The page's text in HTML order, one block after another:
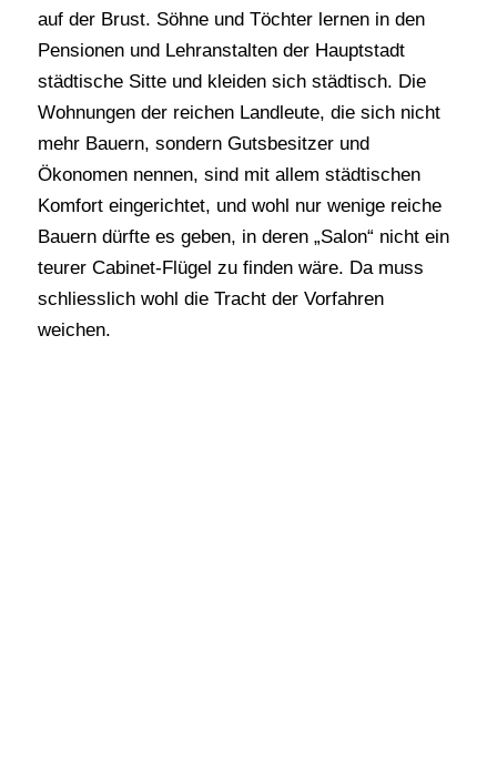
auf der Brust. Söhne und Töchter lernen in den
Pensionen und Lehranstalten der Hauptstadt
städtische Sitte und kleiden sich städtisch. Die
Wohnungen der reichen Landleute, die sich nicht
mehr Bauern, sondern Gutsbesitzer und
Ökonomen nennen, sind mit allem städtischen
Komfort eingerichtet, und wohl nur wenige reiche
Bauern dürfte es geben, in deren „Salon“ nicht ein
teurer Cabinet-Flügel zu finden wäre. Da muss
schliesslich wohl die Tracht der Vorfahren
weichen.